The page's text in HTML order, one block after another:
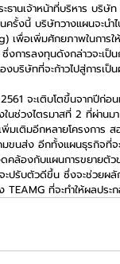
ธานเจ้าหน้าที่บริหาร บริ
นครั้งนี้ บริษัทวางแผนจะ
พื่อเพิ่มศักยภาพในการให้
งการลงทุนดังกล่าวจะเป็
ริษัทที่จะก้าวไปสู่การเป็
2561 จะเติบโตขึ้นจากปี
นช่วงไตรมาสที่ 2 ที่ผ่าน
พิ่มเติมอีกหลายโครงการ
มขนส่ง อีกทั้งแผนธุรกิจที่
องกับแผนการขยายตัวข
ปรับตัวดีขึ้น ซึ่งจะช่วยผลั
TEAMG ที่จะทำให้ผลปร